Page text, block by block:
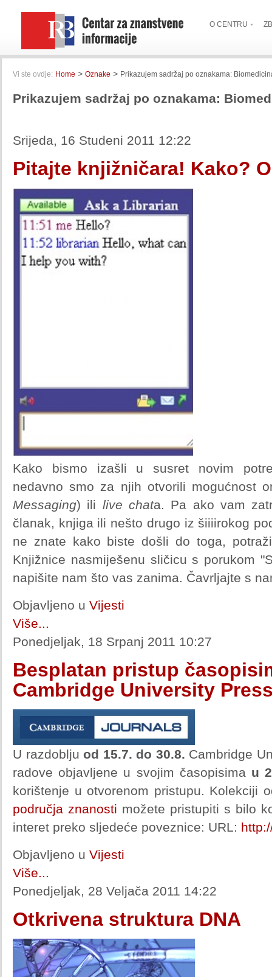
O CENTRU
Vi ste ovdje: Home > Oznake > Prikazujem sadržaj po oznakama:
Prikazujem sadržaj po oznakama:
Srijeda, 16 Studeni 2011 12:22
Pitajte knjižničara! Kako?
Kako bismo izašli u susret novim
nedavno smo za njih otvorili mogućnost
Messaging) ili live chata. Pa ako vam
članak, knjiga ili nešto drugo iz šiiiirokog
ne znate kako biste došli do toga,
Knjižnice nasmiješenu sličicu s porukom
napišite nam što vas zanima. Čavrljajte s
Objavljeno u Vijesti
Više...
Ponedjeljak, 18 Srpanj 2011 10:27
Besplatan pristup
Cambridge University
U razdobljuod 15.7. do 30.8. Cambridge
radove objavljene u svojim časopisima u
korištenje u otvorenom pristupu. Kolekciji
područja znanosti možete pristupiti s bilo
interet preko sljedeće poveznice: URL:
Objavljeno u Vijesti
Više...
Ponedjeljak, 28 Veljača 2011 14:22
Otkrivena struktura DNA